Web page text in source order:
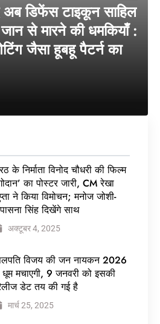
अब डिफेंस टाइकून साहिल
से मारने की धमकियाँ :
जैसा हूबहू पैटर्न का
के निर्माता विनोद चौधरी की फिल्म
का पोस्टर जारी, CM रेखा
ने किया विमोचन; मनोज जोशी-
सिंह दिखेंगे साथ
अक्टूबर 4, 2025
विजय की जन नायकन 2026
मचाएगी, 9 जनवरी को इसकी
डेट तय की गई है
मार्च 25, 2025